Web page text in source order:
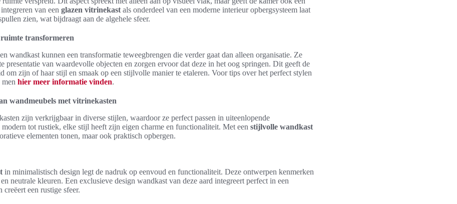
van een glazen vitrinekast als onderdeel van een moderne interieur opbergsysteem laat
zien, wat bijdraagt aan de algehele sfeer.
transformeren
wandkast kunnen een transformatie teweegbrengen die verder gaat dan alleen organisatie. Ze
presentatie van waardevolle objecten en zorgen ervoor dat deze in het oog springen. Dit geeft de
om zijn of haar stijl en smaak op een stijlvolle manier te etaleren. Voor tips over het perfect stylen
hier meer informatie vinden.
wandmeubels met vitrinekasten
zijn verkrijgbaar in diverse stijlen, waardoor ze perfect passen in uiteenlopende
tot rustiek, elke stijl heeft zijn eigen charme en functionaliteit. Met een stijlvolle wandkast
elementen tonen, maar ook praktisch opbergen.
in minimalistisch design legt de nadruk op eenvoud en functionaliteit. Deze ontwerpen kenmerken
neutrale kleuren. Een exclusieve design wandkast van deze aard integreert perfect in een
een rustige sfeer.